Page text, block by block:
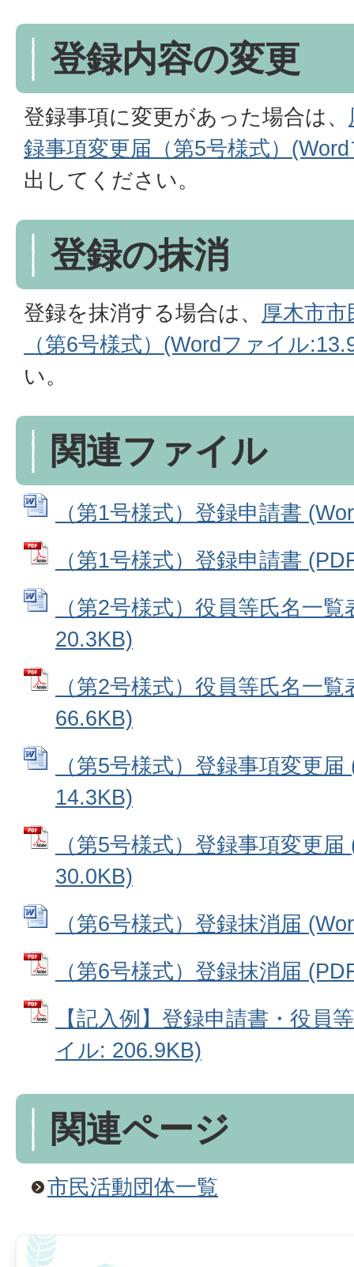
登録内容の変更
登録事項に変更があった場合は、
録事項変更届（第5号様式）
出してください。
登録の抹消
登録を抹消する場合は、 厚木市
（第6号様式）(Wordファイル
い。
関連ファイル
（第1号様式）登録申請書
（第1号様式）登録申請書
（第2号様式）役員等氏名一
20.3KB)
（第2号様式）役員等氏名一
66.6KB)
（第5号様式）登録事項変更
14.3KB)
（第5号様式）登録事項変更
30.0KB)
（第6号様式）登録抹消届
（第6号様式）登録抹消届
【記入例】登録申請書・役員
イル: 206.9KB)
関連ページ
市民活動団体一覧